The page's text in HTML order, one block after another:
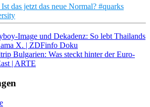
das jetzt das neue Normal? #quarks
Image und Dekadenz: So lebt Thailands
X. | ZDFinfo Doku
Bulgarien: Was steckt hinter der Euro-
| ARTE